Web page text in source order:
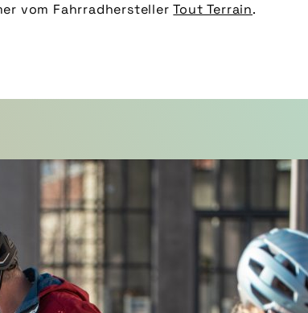
vom FahrradherstellerTout Terrain.